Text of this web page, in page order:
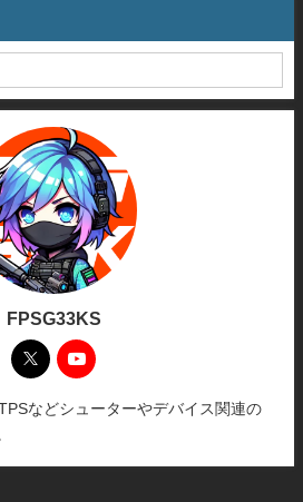
FPSG33KS
などシューターやデバイス関連の